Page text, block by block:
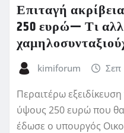
Επιταγή
250 ευρώ— Τι
kimiforum Σεπ
Περαιτέρω εξειδίκευση
ύψους 250 ευρώ που θα
έδωσε ο υπουργός